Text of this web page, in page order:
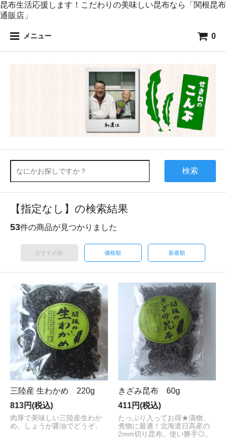
昆布生活応援します！こだわりの美味しい昆布なら「関根昆布
通販店」
メニュー 0
検索
【指定なし】の検索結果
53件の商品が見つかりました
おすすめ順 価格順 新着順
三陸産 生わかめ 220g
813円(税込)
肉厚で美味しい三陸産生わか
め。しょうが醤油でどうぞ。
きざみ昆布 60g
411円(税込)
たっぷり入ってお得★漬物、
煮物に最適！北海道日高産の
2mm切り昆布。使い勝手◎。